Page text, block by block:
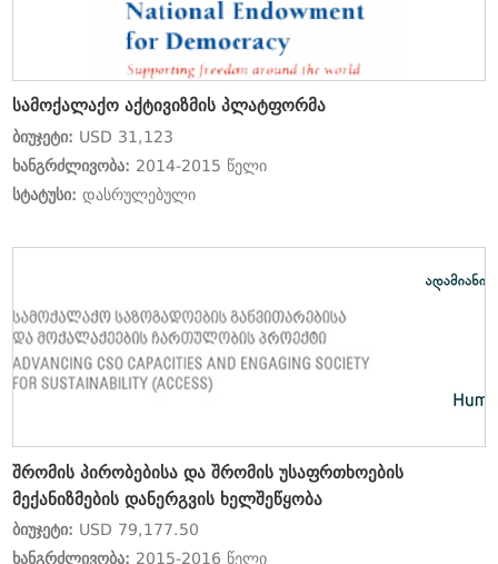
სამოქალაქო აქტივიზმის პლატფორმა
ბიუჯეტი: USD 31,123
ხანგრძლივობა: 2014-2015 წელი
სტატუსი:დასრულებული
შრომის პირობებისა და შრომის უსაფრთხოების
მექანიზმების დანერგვის ხელშეწყობა
ბიუჯეტი: USD 79,177.50
ხანგრძლივობა: 2015-2016 წელი